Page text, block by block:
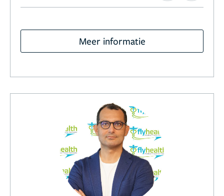
Meer informatie